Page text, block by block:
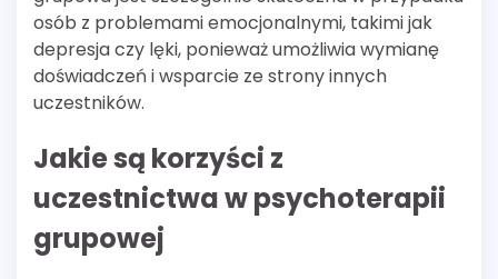
osób z problemami emocjonalnymi, takimi jak
depresja czy lęki, ponieważ umożliwia wymianę
doświadczeń i wsparcie ze strony innych
uczestników.
Jakie są korzyści z
uczestnictwa w psychoterapii
grupowej